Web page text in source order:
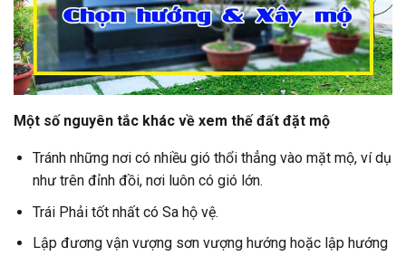
Một số nguyên tắc khác về xem thế đất đặt mộ
Tránh những nơi có nhiều gió thổi thẳng vào mặt mộ, ví dụ
như trên đỉnh đồi, nơi luôn có gió lớn.
Trái Phải tốt nhất có Sa hộ vệ.
Lập đương vận vượng sơn vượng hướng hoặc lập hướng